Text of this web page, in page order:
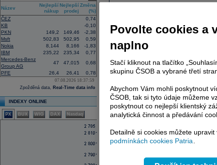
Název
Nejlepší
nákup
Nejlepší
prodej
Změna
(%)
ČEZ
0,74
KB
-0,10
PKN
149,2 149,46
-2,38
Msft
502,83 502,95
0,59
Nokia
8,144 8,166
-1,83
IBM
235,22 235,34
0,77
Mercedes-Benz
Group AG
47 47,015
0,68
PFE
26,4 26,41 0,78
07.08.2026 18:37:59
Zpožděná data, Real-Time data info
INDEXY ONLINE
PX BUX WIG DAX Nasdaq
Povolte cookies a
naplno
Stačí kliknout na tlačítko
skupinu ČSOB a vybrané třetí
Abychom Vám mohli poskytnout
ČSOB, tak si tyto údaje můžeme
poskytnout co nejlepší klientský
analytická činnost a předávání
Detailně si cookies můžete
podmínkách cookies Patria.